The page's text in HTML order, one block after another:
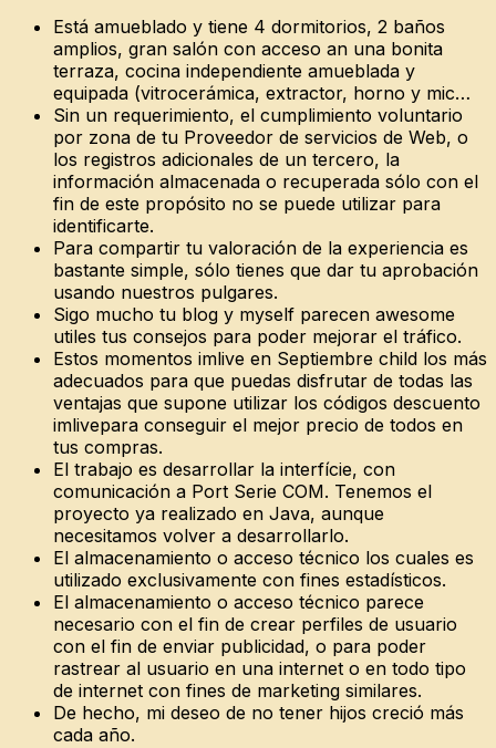
Está amueblado y tiene 4 dormitorios, 2 baños
amplios, gran salón con acceso an una bonita
terraza, cocina independiente amueblada y
equipada (vitrocerámica, extractor, horno y mic…
Sin un requerimiento, el cumplimiento voluntario
por zona de tu Proveedor de servicios de Web, o
los registros adicionales de un tercero, la
información almacenada o recuperada sólo con el
fin de este propósito no se puede utilizar para
identificarte.
Para compartir tu valoración de la experiencia es
bastante simple, sólo tienes que dar tu aprobación
usando nuestros pulgares.
Sigo mucho tu blog y myself parecen awesome
utiles tus consejos para poder mejorar el tráfico.
Estos momentos imlive en Septiembre child los más
adecuados para que puedas disfrutar de todas las
ventajas que supone utilizar los códigos descuento
imlivepara conseguir el mejor precio de todos en
tus compras.
El trabajo es desarrollar la interfície, con
comunicación a Port Serie COM. Tenemos el
proyecto ya realizado en Java, aunque
necesitamos volver a desarrollarlo.
El almacenamiento o acceso técnico los cuales es
utilizado exclusivamente con fines estadísticos.
El almacenamiento o acceso técnico parece
necesario con el fin de crear perfiles de usuario
con el fin de enviar publicidad, o para poder
rastrear al usuario en una internet o en todo tipo
de internet con fines de marketing similares.
De hecho, mi deseo de no tener hijos creció más
cada año.